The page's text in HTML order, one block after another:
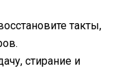
такты,
стирание и